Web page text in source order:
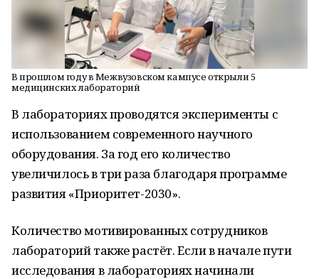
В прошлом году в Межвузовском кампусе открыли 5
медицинских лабораторий
В лабораториях проводятся эксперименты с
использованием современного научного
оборудования. За год его количество
увеличилось в три раза благодаря программе
развития «Приоритет-2030».
Количество мотивированных сотрудников
лабораторий также растёт. Если в начале пути
исследования в лабораториях начинали